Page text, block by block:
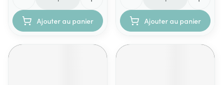
Ajouter au panier Ajouter au panier